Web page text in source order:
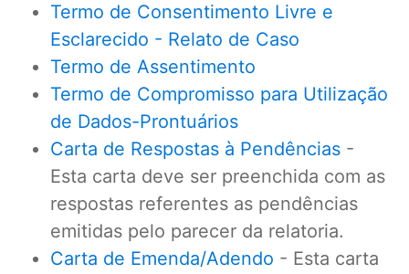
Termo de Consentimento Livre e
Esclarecido - Relato de Caso
Termo de Assentimento
Termo de Compromisso para Utilização
de Dados-Prontuários
Carta de Respostas à Pendências -
Esta carta deve ser preenchida com as
respostas referentes as pendências
emitidas pelo parecer da relatoria.
Carta de Emenda/Adendo - Esta carta